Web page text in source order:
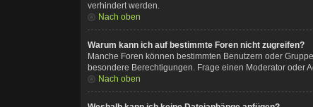
verhindert werden.
Nach oben
Warum kann ich auf bestimmte Foren nicht zugreifen?
Manche Foren können bestimmten Benutzern oder
besondere Berechtigungen. Frage einen Moderator oder
Nach oben